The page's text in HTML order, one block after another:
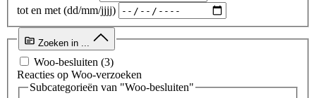
tot en met (dd/mm/jjjj)
Zoeken in ...
Woo-besluiten (3)
Reacties op Woo-verzoeken
Subcategorieën van "Woo-besluiten"